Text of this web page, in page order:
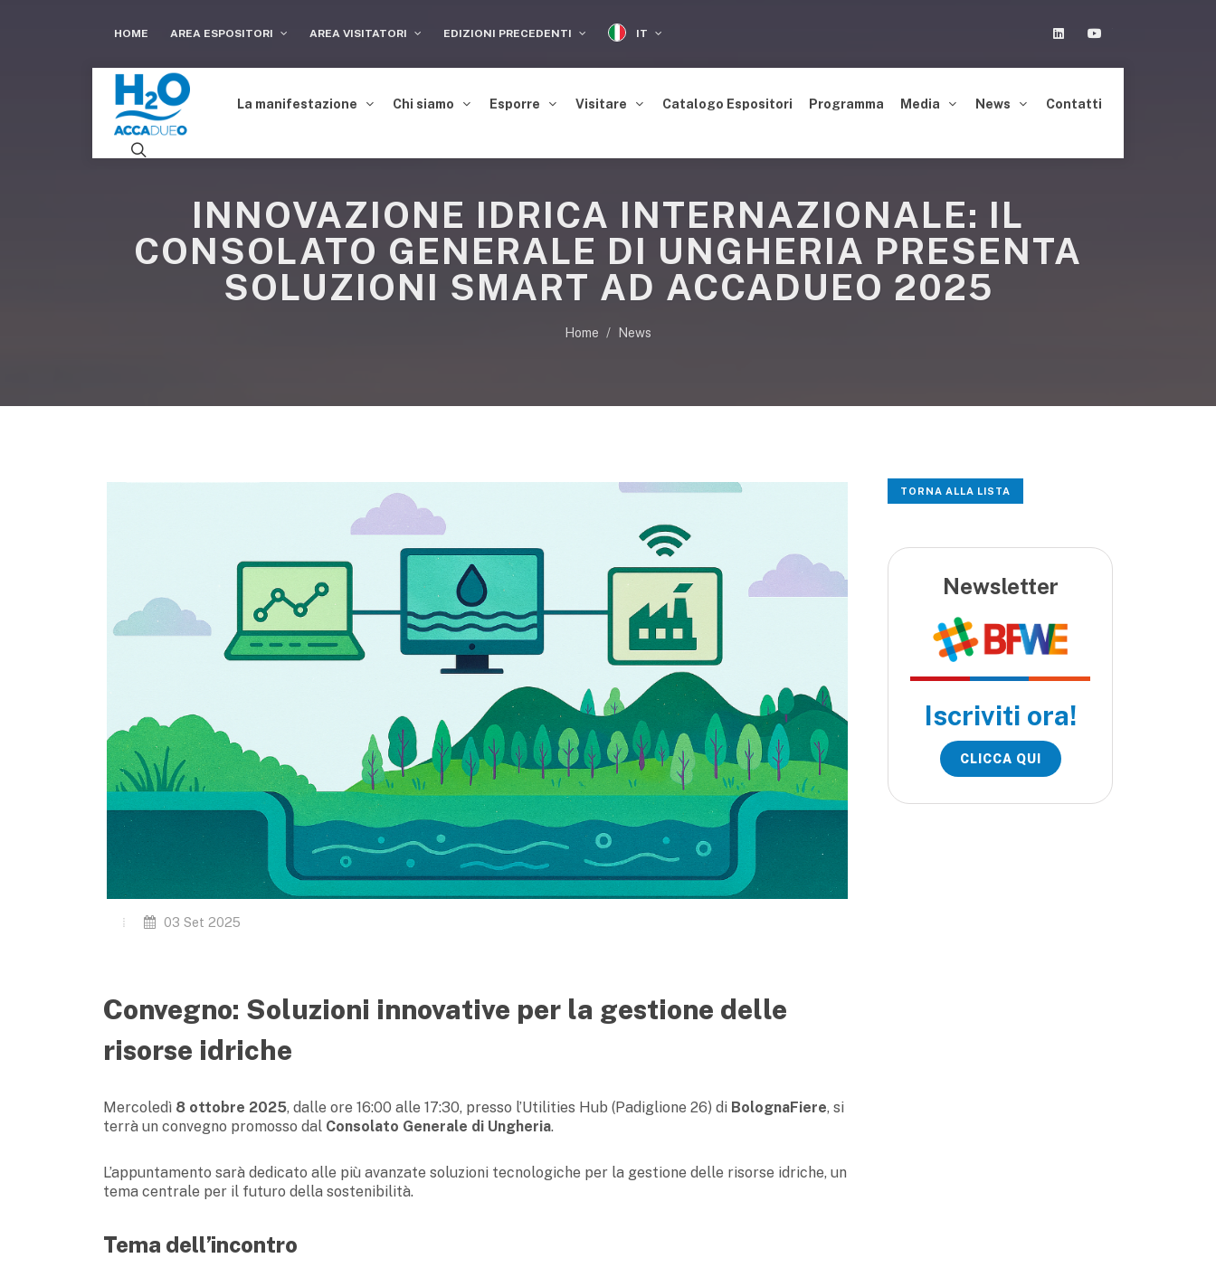
HOME AREA ESPOSITORI AREA VISITATORI EDIZIONI PRECEDENTI IT Linkedin
La manifestazione Chi siamo Esporre Visitare Catalogo Espositori Programma Media News Contatti
INNOVAZIONE IDRICA INTERNAZIONALE: IL
CONSOLATO GENERALE DI UNGHERIA PRESENTA
SOLUZIONI SMART AD ACCADUEO 2025
Home News
03 Set 2025
Convegno: Soluzioni innovative per la gestione delle
risorse idriche
Mercoledì 8 ottobre 2025, dalle ore 16:00 alle 17:30, presso l’Utilities Hub (Padiglione 26) di BolognaFiere, si
terrà un convegno promosso dal Consolato Generale di Ungheria.
L’appuntamento sarà dedicato alle più avanzate soluzioni tecnologiche per la gestione delle risorse idriche, un
tema centrale per il futuro della sostenibilità.
Tema dell’incontro
TORNA ALLA LISTA
Newsletter
Iscriviti ora!
CLICCA QUI